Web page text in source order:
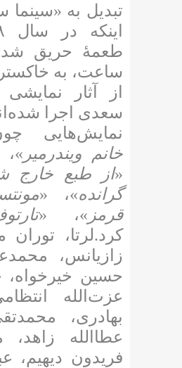
تبدیل به
طعمهٔ حریق
ساعت، به
از آثار نمایشی
سعدی اجرا
نمایش‌هایی
خانم ویندرمیر »،
«از طبع خارج
گرانده»، «
قرمز »، «
کرد.لرتا، توران
زازیانس،
حسین
عزت‌الله
بهادری،
عطاالله زاهد،
فریدون دیهیم،